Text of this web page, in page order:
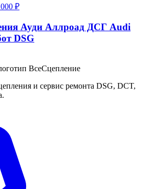
₽
Ауди Аллроад ДСГ Audi
DSG
ВсеСцепление
и сервис ремонта DSG, DCT,